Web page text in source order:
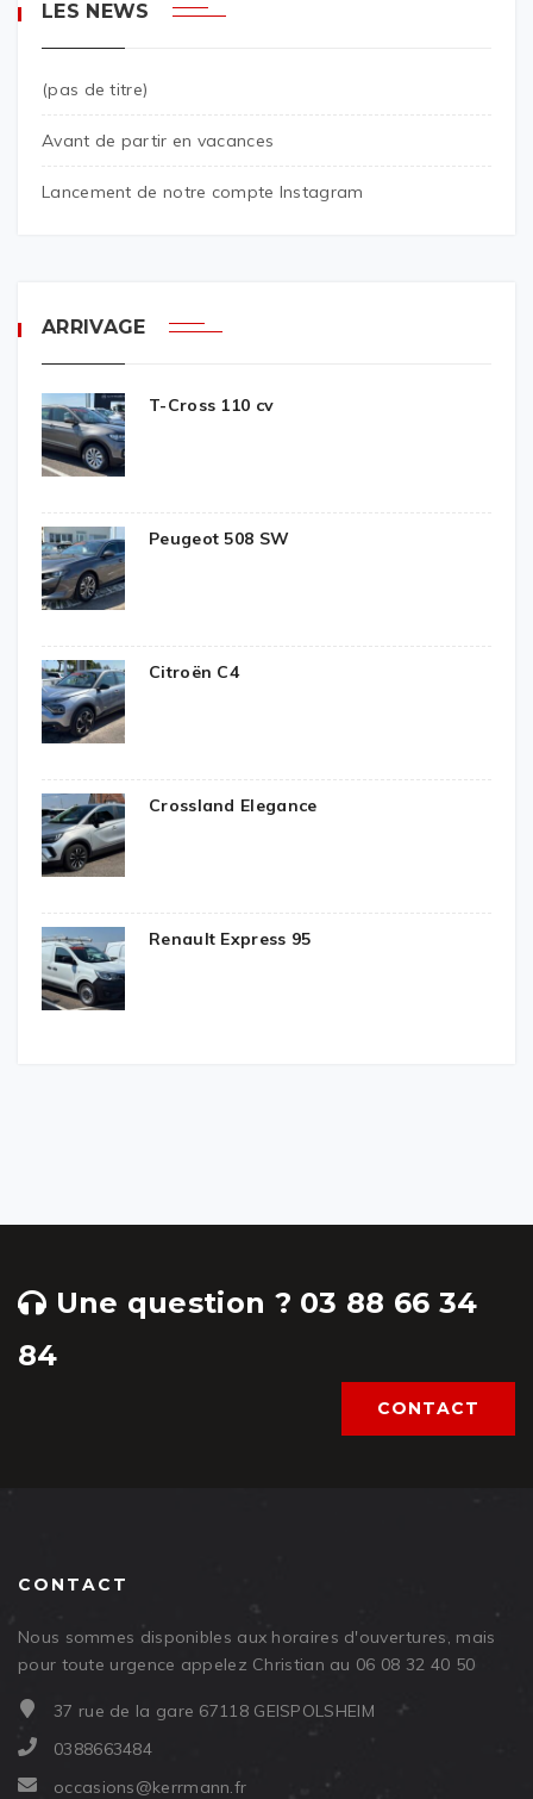
LES NEWS
(pas de titre)
Avant de partir en vacances
Lancement de notre compte Instagram
ARRIVAGE
T-Cross 110 cv
Peugeot 508 SW
Citroën C4
Crossland Elegance
Renault Express 95
Une question ? 03 88 66 34
84
CONTACT
CONTACT
Nous sommes disponibles aux horaires d'ouvertures, mais
pour toute urgence appelez Christian au 06 08 32 40 50
37 rue de la gare 67118 GEISPOLSHEIM
0388663484
occasions@kerrmann.fr